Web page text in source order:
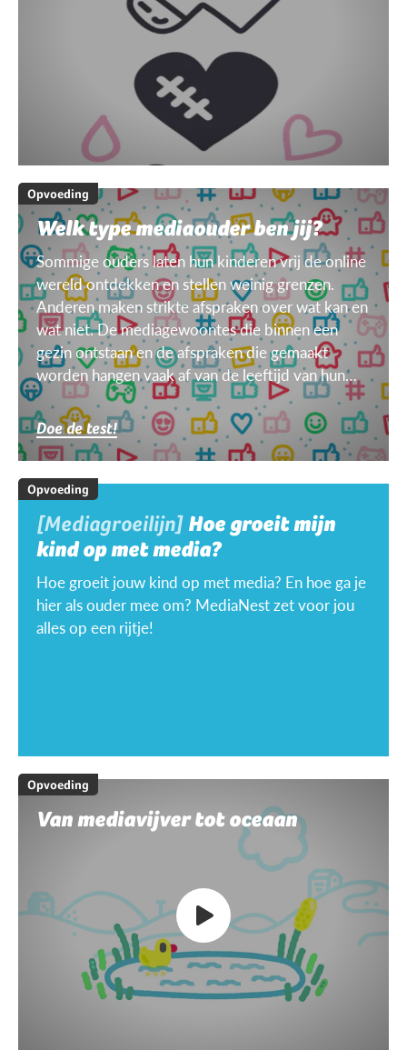
Opvoeding
Welk type mediaouder ben jij?
Sommige ouders laten hun kinderen vrij de online
wereld ontdekken en stellen weinig grenzen.
Anderen maken strikte afspraken over wat kan en
wat niet. De mediagewoontes die binnen een
gezin ontstaan en de afspraken die gemaakt
worden hangen vaak af van de leeftijd van hun
kinderen, van het doel, het toestel, het weer ...
Doe de test!
Opvoeding
[Mediagroeilijn] Hoe groeit mijn
kind op met media?
Hoe groeit jouw kind op met media? En hoe ga je
hier als ouder mee om? MediaNest zet voor jou
alles op een rijtje!
Opvoeding
Van mediavijver tot oceaan